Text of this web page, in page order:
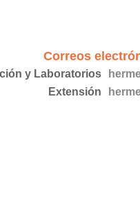
Correos
y Laboratorios
Extensión